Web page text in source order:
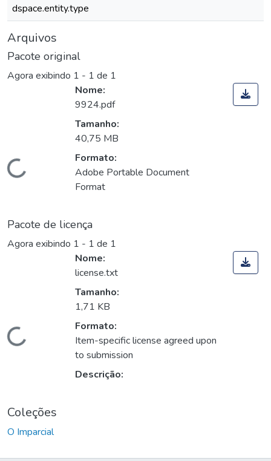
dspace.entity.type
Arquivos
Pacote original
Agora exibindo 1 - 1 de 1
Carregando...
Nome:
9924.pdf
Tamanho:
40,75 MB
Formato:
Adobe Portable Document
Format
Pacote de licença
Agora exibindo 1 - 1 de 1
Carregando...
Nome:
license.txt
Tamanho:
1,71 KB
Formato:
Item-specific license agreed upon
to submission
Descrição:
Coleções
O Imparcial